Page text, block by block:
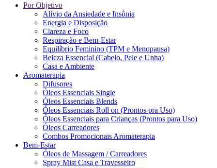
Por Objetivo
Alívio da Ansiedade e Insônia
Energia e Disposição
Clareza e Foco
Respiração e Bem-Estar
Equilíbrio Feminino (TPM e Menopausa)
Beleza Essencial (Cabelo, Pele e Unha)
Casa e Ambiente
Aromaterapia
Difusores
Óleos Essenciais Single
Óleos Essenciais Blends
Óleos Essenciais Roll on (Prontos pra Uso)
Óleos Essenciais para Crianças (Prontos para Uso)
Óleos Carreadores
Combos Promocionais Aromaterapia
Bem-Estar
Óleos de Massagem / Carreadores
Spray Mist Casa e Travesseiro